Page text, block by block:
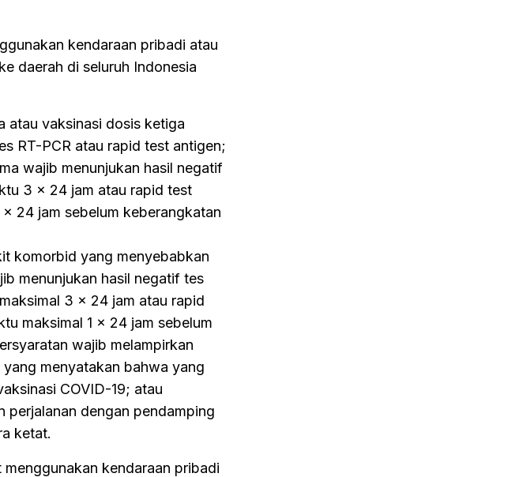
kendaraan pribadi atau
daerah di seluruh Indonesia
atau vaksinasi dosis ketiga
RT-PCR atau rapid test antigen;
wajib menunjukan hasil negatif
3 x 24 jam atau rapid test
24 jam sebelum keberangkatan
komorbid yang menyebabkan
menunjukan hasil negatif tes
3 x 24 jam atau rapid
maksimal 1 x 24 jam sebelum
wajib melampirkan
menyatakan bahwa yang
COVID-19; atau
perjalanan dengan pendamping
ketat.
kendaraan pribadi